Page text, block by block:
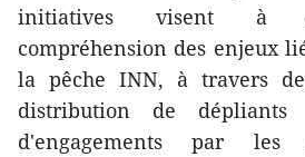
initiatives visent à
compréhension des enjeux
la pêche INN, à travers
distribution de
d'engagements par les